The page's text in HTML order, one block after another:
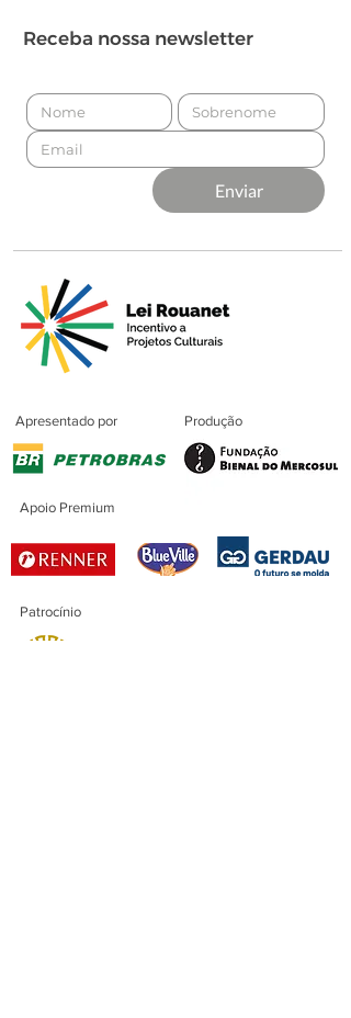
Receba nossa newsletter
Enviar
Apresentado por Produção
Apoio Premium
Patrocínio